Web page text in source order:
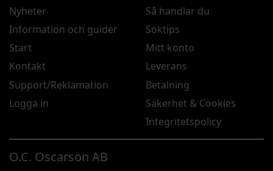
O.C. Oscarson AB
Nyheter
Information och guider
Start
Kontakt
Support/Reklamation
Logga in
Så handlar du
Söktips
Mitt konto
Leverans
Betalning
Säkerhet & Cookies
Integritetspolicy